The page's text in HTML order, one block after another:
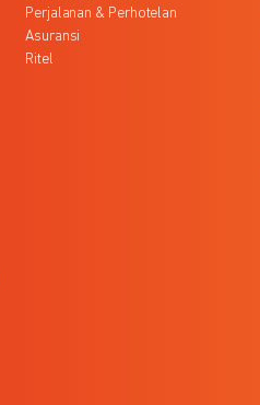
Perjalanan & Perhotelan
Asuransi
Ritel